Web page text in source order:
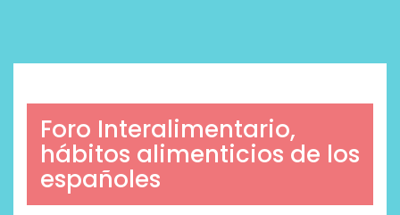
Foro Interalimentario,
hábitos alimenticios de los
españoles